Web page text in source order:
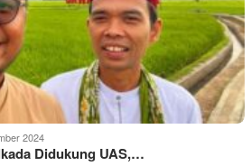
2024
Didukung UAS,…